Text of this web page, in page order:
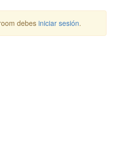
debes iniciar sesión.